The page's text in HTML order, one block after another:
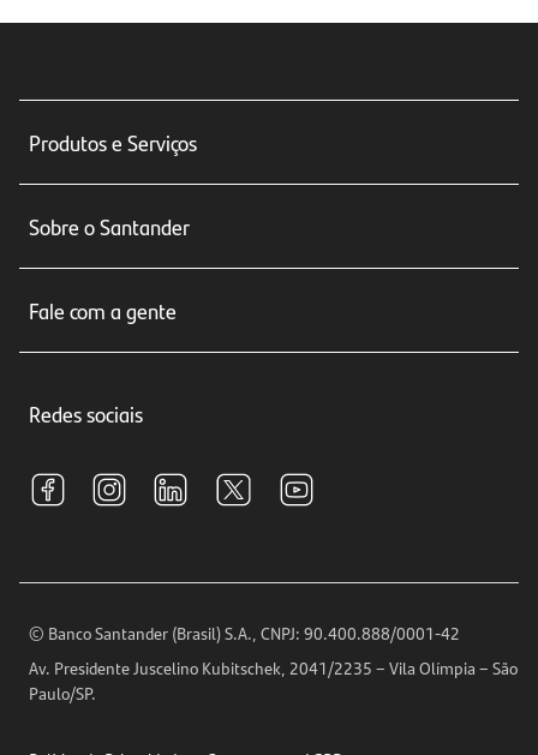
Produtos e Serviços
Seguros
Crédito e Financiamentos
Investimentos
Sobre o Santander
Relações com Investidores
Fale com a gente
Central de Renegociação
S.A.C
Encontre nossas agências
Horários de Atendimento
Telefones
Redes sociais
© Banco Santander (Brasil) S.A., CNPJ: 90.400.888/0001-42
Av. Presidente Juscelino Kubitschek, 2041/2235 – Vila Olímpia – São
Paulo/SP.